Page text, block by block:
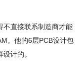
不直接联系制造商才能
。他的6层PCB设计包
计的。